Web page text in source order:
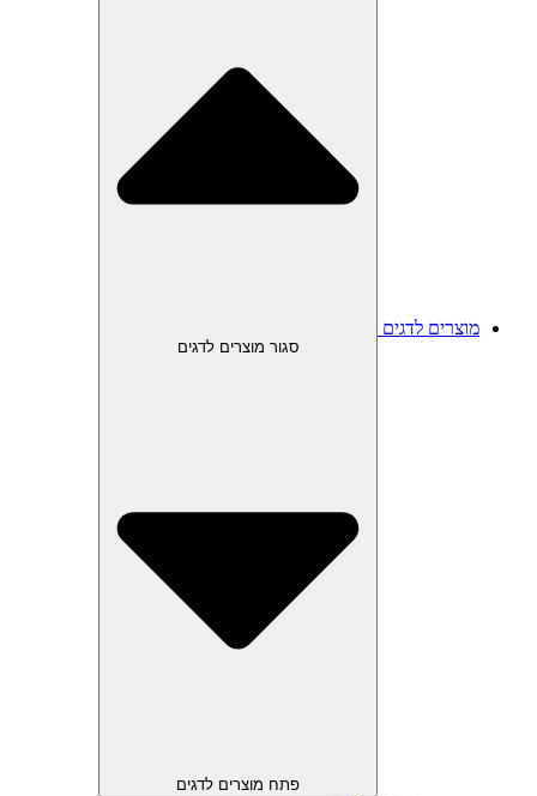
מוצרים לדגים
סגור מוצרים לדגים
פתח מוצרים לדגים